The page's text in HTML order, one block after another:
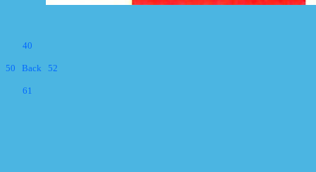
40
50 Back 52
61